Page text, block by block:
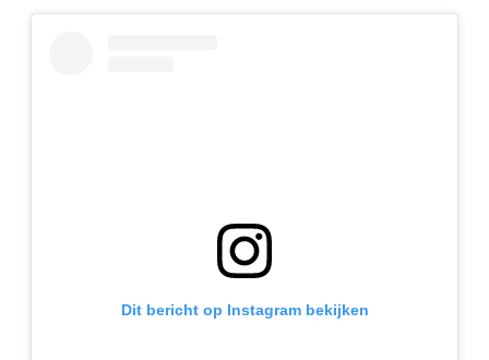
Dit bericht op Instagram bekijken